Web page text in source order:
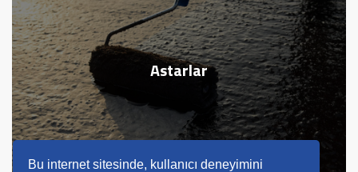
Bu internet sitesinde, kullanıcı deneyimini
Astarlar